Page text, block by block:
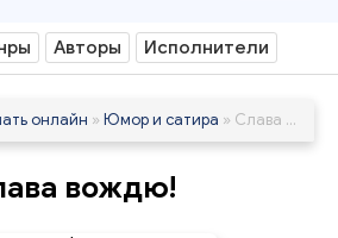
Авторы Исполнители
онлайн » Юмор и сатира » Слава вождю!
вождю!